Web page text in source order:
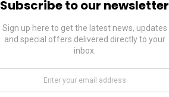
Subscribe to our newsletter
Sign up here to get the latest news, updates
and special offers delivered directly to your
inbox.